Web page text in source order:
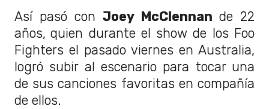
Así pasó con Joey McClennan de 22
años, quien durante el show de los Foo
Fighters el pasado viernes en Australia,
logró subir al escenario para tocar una
de sus canciones favoritas en compañía
de ellos.